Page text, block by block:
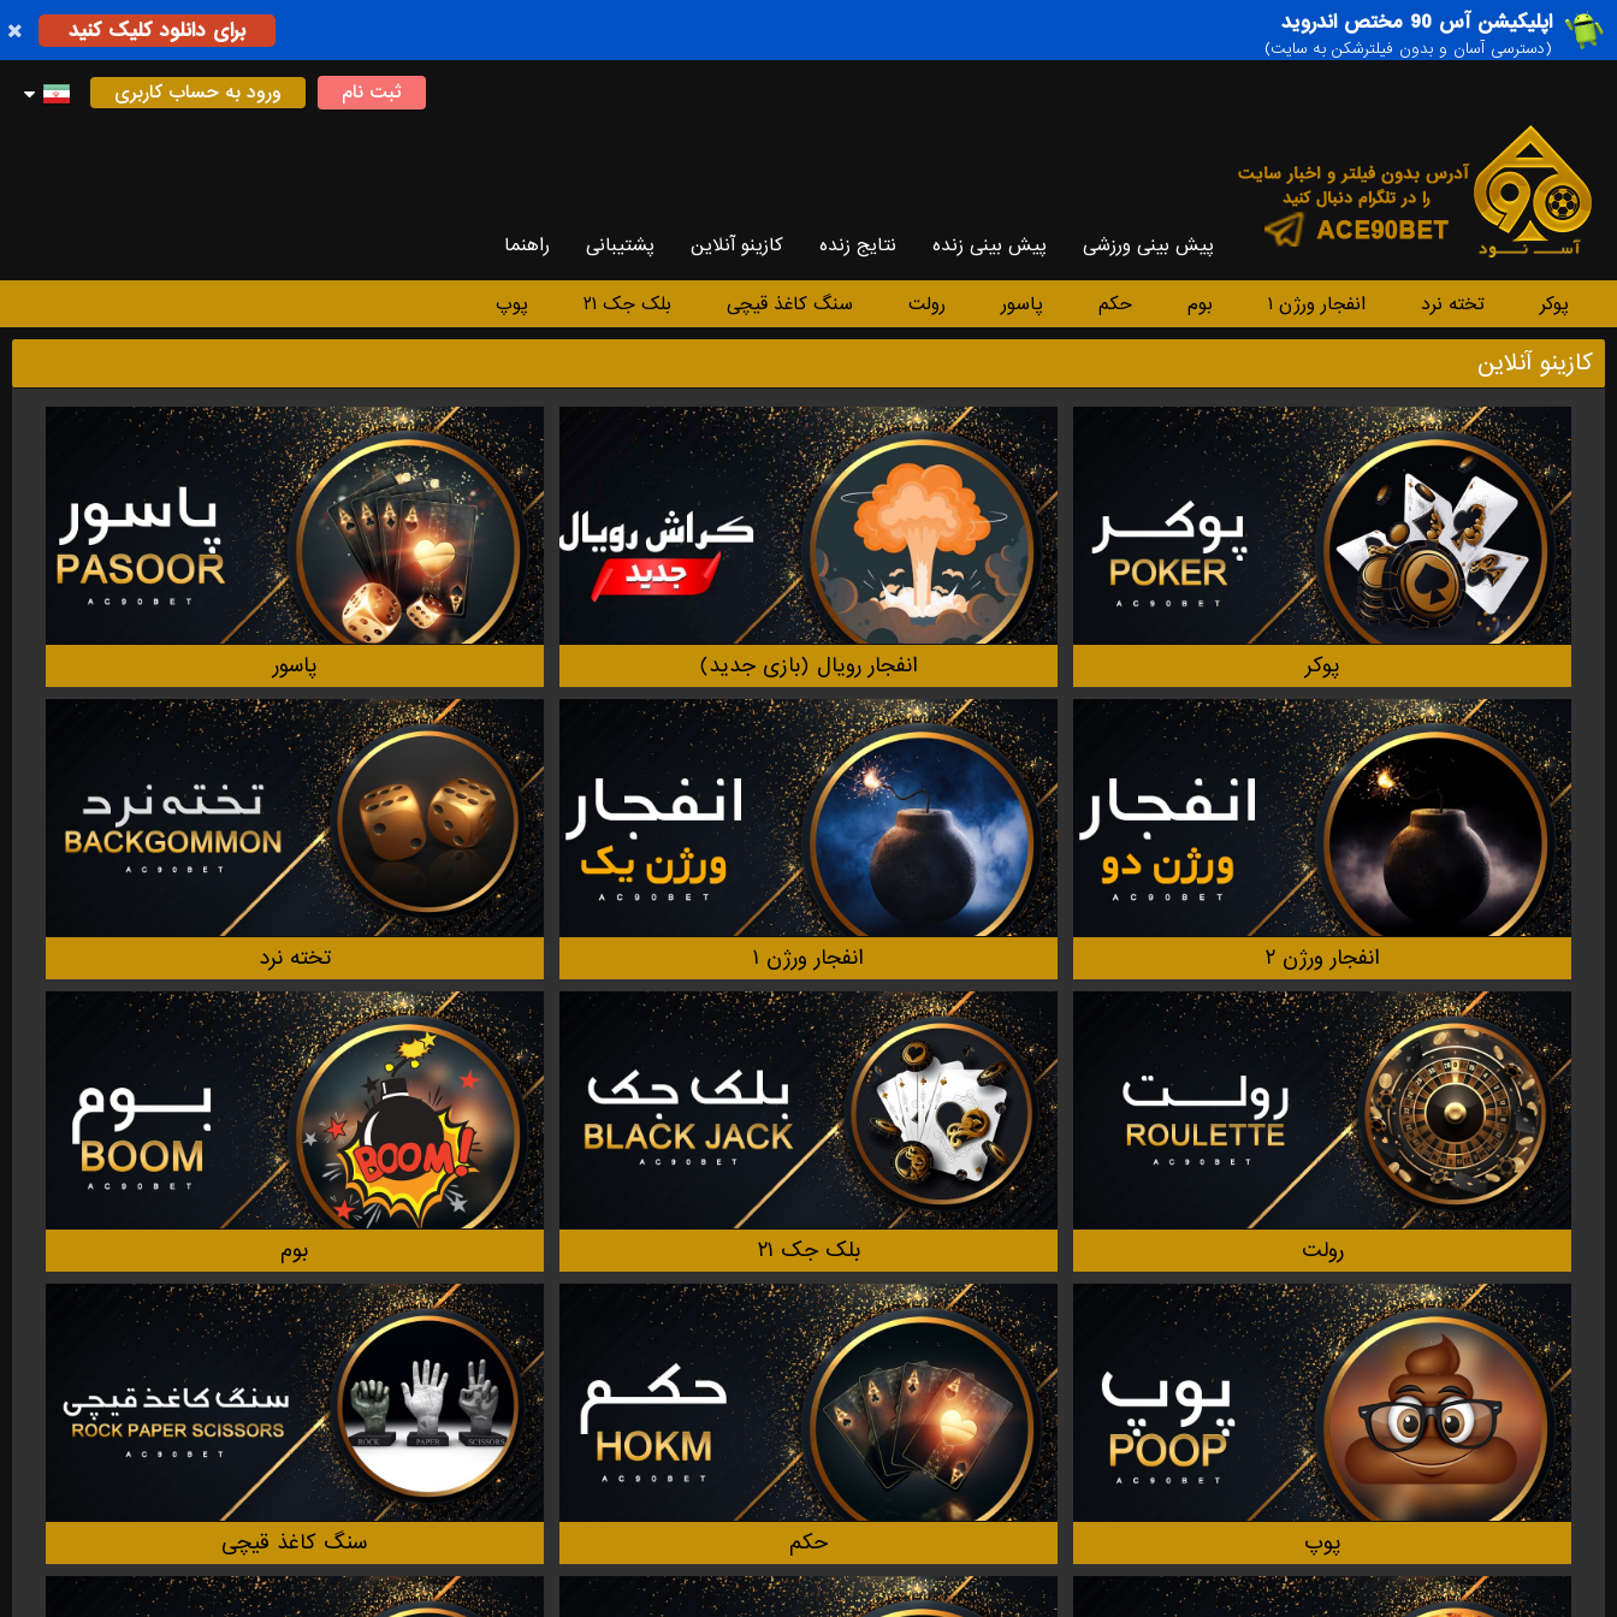
اپلیکیشن آس 90 مختص اندروید
(دسترسی آسان و بدون فیلترشکن به سایت)
برای دانلود کلیک کنید
ثبت نام ورود به حساب کاربری
پیش بینی ورزشی پیش بینی زنده نتایج زنده کازینو آنلاین پشتیبانی راهنما
پوکر تخته نرد انفجار ورژن ۱ بوم حکم پاسور رولت سنگ کاغذ قیچی بلک جک ۲۱ پوپ
کازینو آنلاین
پوکر انفجار‌ رویال (بازی جدید) پاسور
انفجار ورژن ۲ انفجار ورژن ۱ تخته نرد
رولت بلک جک ۲۱ بوم
پوپ حکم سنگ کاغذ قیچی